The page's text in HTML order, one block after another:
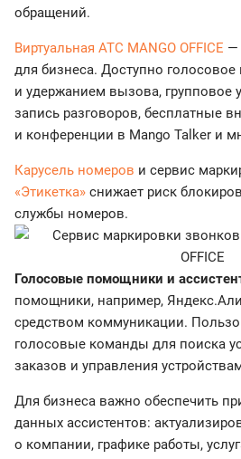
обращений.
Виртуальная АТС MANGO OFFICE —
для бизнеса. Доступно
и удержанием вызова, групповое
запись разговоров, бесплатные
и конференции в Mango Talker и
Карусель номеров и сервис
«Этикетка» снижает риск
службы номеров.
Голосовые помощники и
помощники, например,
средством коммуникации.
голосовые команды для поиска
заказов и управления
Для бизнеса важно обеспечить
данных ассистентов:
о компании, графике работы,